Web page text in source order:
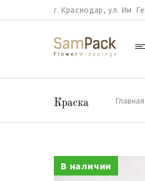
г. Краснодар, ул. Им.
Краска Главная
В наличии